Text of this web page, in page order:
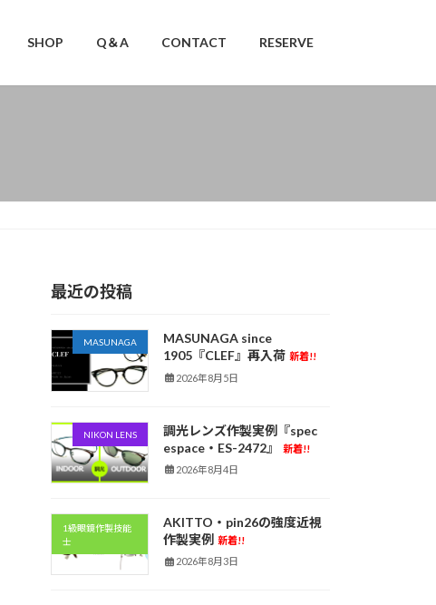
SHOP Q＆A CONTACT RESERVE
最近の投稿
MASUNAGA
MASUNAGA since
1905『CLEF』再入荷 新着!!
2026年8月5日
NIKON LENS
調光レンズ作製実例『spec
espace・ES-2472』
新着!!
2026年8月4日
1級眼鏡作製技能
士
AKITTO・pin26の強度近視
作製実例 新着!!
2026年8月3日